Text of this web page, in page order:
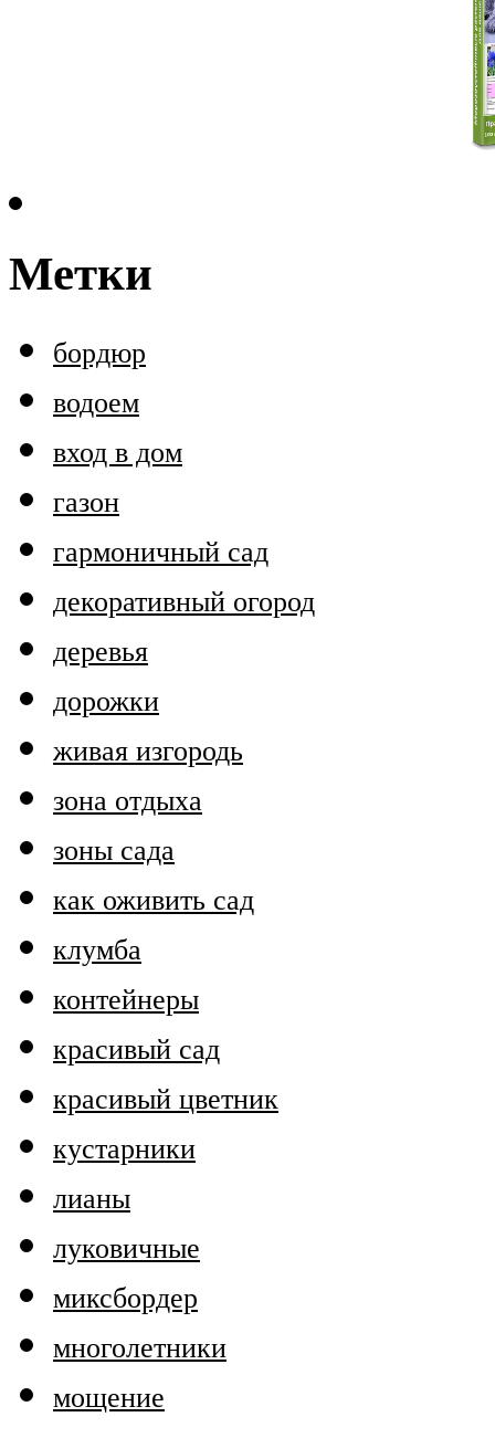
Метки
бордюр
водоем
вход в дом
газон
гармоничный сад
декоративный огород
деревья
дорожки
живая изгородь
зона отдыха
зоны сада
как оживить сад
клумба
контейнеры
красивый сад
красивый цветник
кустарники
лианы
луковичные
миксбордер
многолетники
мощение